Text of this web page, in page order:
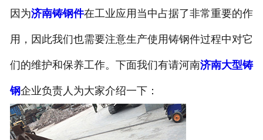
因为济南铸钢件在工业应用当中占据了非常重要的作
用，因此我们也需要注意生产使用铸钢件过程中对它
们的维护和保养工作。下面我们有请河南济南大型铸
钢企业负责人为大家介绍一下：